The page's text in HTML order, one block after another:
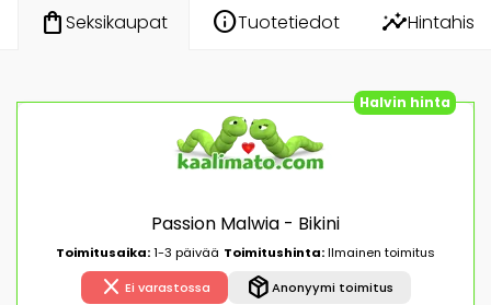
shopping_bagSeksikaupat infoTuotetiedot insights
Halvin hinta
Passion Malwia - Bikini
Toimitusaika:1-3 päivää Toimitushinta:Ilmainen toimitus
close Ei varastossa package_2Anonyymi toimitus